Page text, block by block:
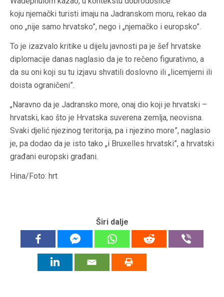
koju njemački turisti imaju na Jadranskom moru, rekao da
ono „nije samo hrvatsko”, nego i „njemačko i europsko”.
To je izazvalo kritike u dijelu javnosti pa je šef hrvatske
diplomacije danas naglasio da je to rečeno figurativno, a
da su oni koji su tu izjavu shvatili doslovno ili „licemjerni ili
doista ograničeni”.
„Naravno da je Jadransko more, onaj dio koji je hrvatski –
hrvatski, kao što je Hrvatska suverena zemlja, neovisna.
Svaki djelić njezinog teritorija, pa i njezino more”, naglasio
je, pa dodao da je isto tako „i Bruxelles hrvatski”, a hrvatski
građani europski građani.
Hina/Foto: hrt
Širi dalje